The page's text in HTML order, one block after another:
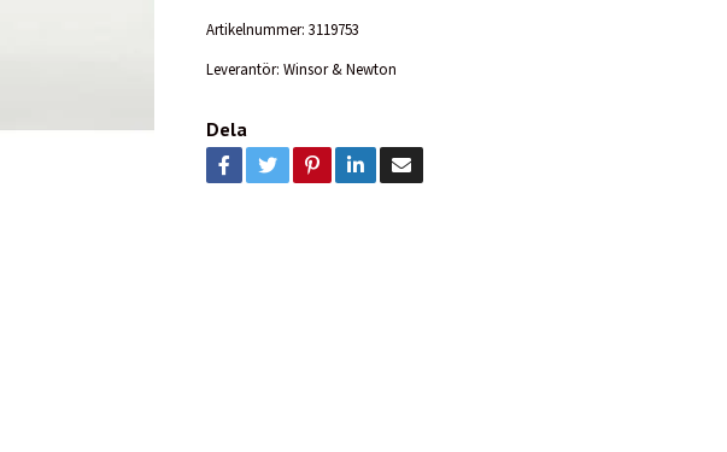
Artikelnummer: 3119753
Leverantör: Winsor & Newton
Dela